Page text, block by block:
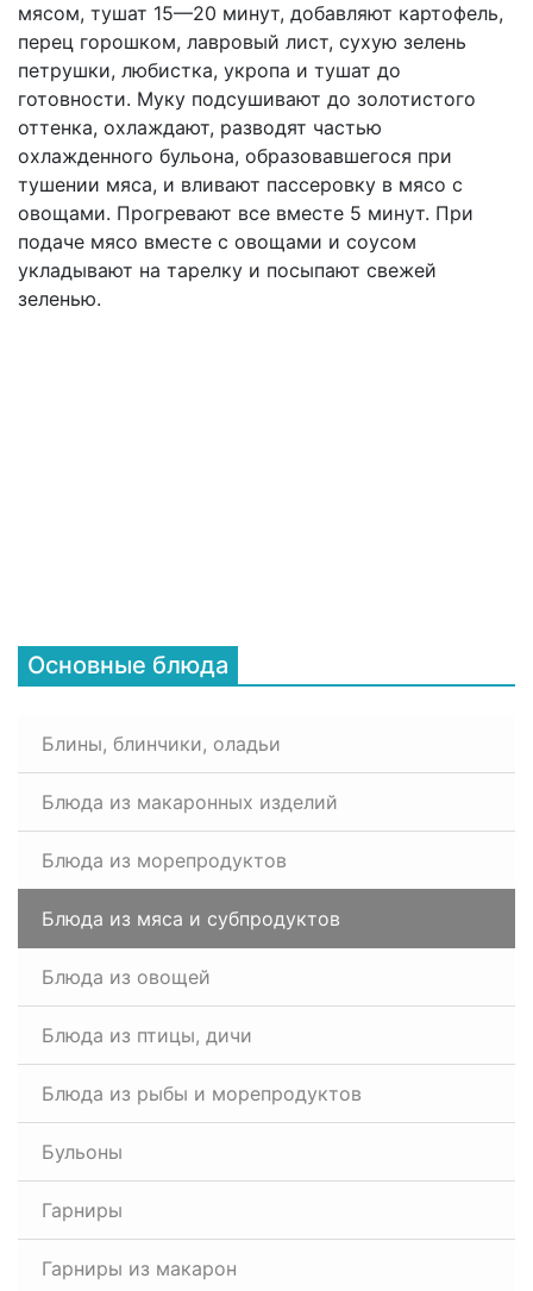
мясом, тушат 15—20 минут, добавляют картофель,
перец горошком, лавровый лист, сухую зелень
петрушки, любистка, укропа и тушат до
готовности. Муку подсушивают до золотистого
оттенка, охлаждают, разводят частью
охлажденного бульона, образовавшегося при
тушении мяса, и вливают пассеровку в мясо с
овощами. Прогревают все вместе 5 минут. При
подаче мясо вместе с овощами и соусом
укладывают на тарелку и посыпают свежей
зеленью.
Основные блюда
Блины, блинчики, оладьи
Блюда из макаронных изделий
Блюда из морепродуктов
Блюда из мяса и субпродуктов
Блюда из овощей
Блюда из птицы, дичи
Блюда из рыбы и морепродуктов
Бульоны
Гарниры
Гарниры из макарон